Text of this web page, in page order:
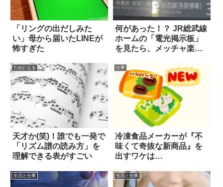
「リングの出だしみた
い」母から届いたLINEが
怖すぎた
何があった！？ JR総武線
ホームの「電光掲示板」
を見たら、メッチャ楽し
ためになる
天才か(笑)！誰でも一発で
「リズム譜の読み方」を
理解できる表がすごい
仕事
冷凍食品メーカーが『不
味くて奇抜な新商品』を
出すワケは…
生活と仕事 生活と仕事